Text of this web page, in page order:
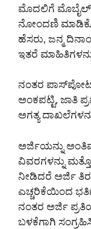
ಮೊದಲಿಗೆ
ನೋಂದಣಿ
ಹೆಸರು, ಜನ್ಮ
ಇತರೆ
ನಂತರ
ಅಂಕಪಟ್ಟಿ, ಜಾತಿ
ಅಗತ್ಯ
ಅರ್ಜಿಯನ್ನು
ವಿವರಗಳನ್ನು
ನೀಡಿದರೆ ಅರ್ಜಿ
ಎಚ್ಚರಿಕೆಯಿಂದ
ನಂತರ ಅರ್ಜಿ
ಬಳಕೆಗಾಗಿ